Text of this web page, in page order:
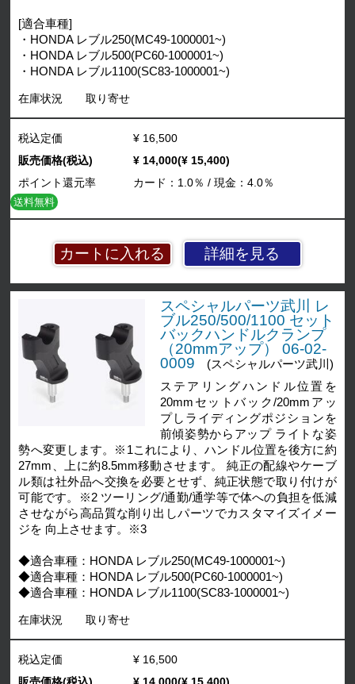
[適合車種]
・HONDA レブル250(MC49-1000001~)
・HONDA レブル500(PC60-1000001~)
・HONDA レブル1100(SC83-1000001~)
在庫状況 取り寄せ
詳細を見る
税込定価
¥ 16,500
販売価格(税込)
¥ 14,000(¥ 15,400)
ポイント還元率
カード：1.0％ / 現金：4.0％
送料無料
スペシャルパーツ武川 レ
ブル250/500/1100 セット
バックハンドルクランプ
（20mmアップ） 06-02-
0009
(スペシャルパーツ武川)
ステアリングハンドル位置を
20mmセットバック/20mmアッ
プしライディングポジションを
前傾姿勢からアップ ライトな姿
勢へ変更します。※1これにより、ハンドル位置を後方に約
27mm、上に約8.5mm移動させます。 純正の配線やケーブ
ル類は社外品へ交換を必要とせず、純正状態で取り付けが
可能です。※2 ツーリング/通勤/通学等で体への負担を低減
させながら高品質な削り出しパーツでカスタマイズイメー
ジを 向上させます。※3
◆適合車種：HONDA レブル250(MC49-1000001~)
◆適合車種：HONDA レブル500(PC60-1000001~)
◆適合車種：HONDA レブル1100(SC83-1000001~)
在庫状況 取り寄せ
税込定価
¥ 16,500
販売価格(税込)
¥ 14,000(¥ 15,400)